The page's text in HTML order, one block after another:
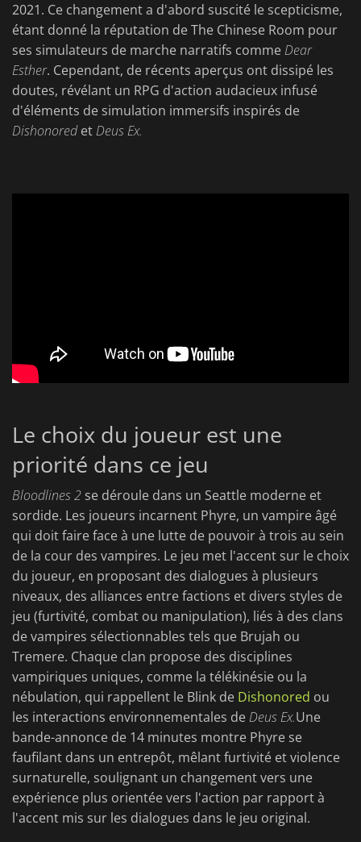
2021. Ce changement a d'abord suscité le scepticisme,
étant donné la réputation de The Chinese Room pour
ses simulateurs de marche narratifs commeDear
Esther. Cependant, de récents aperçus ont dissipé les
doutes, révélant un RPG d'action audacieux infusé
d'éléments de simulation immersifs inspirés de
DishonoredetDeus Ex.
Le choix du joueur est une
priorité dans ce jeu
Bloodlines 2 se déroule dans un Seattle moderne et
sordide. Les joueurs incarnent Phyre, un vampire âgé
qui doit faire face à une lutte de pouvoir à trois au sein
de la cour des vampires. Le jeu met l'accent sur le choix
du joueur, en proposant des dialogues à plusieurs
niveaux, des alliances entre factions et divers styles de
jeu (furtivité, combat ou manipulation), liés à des clans
de vampires sélectionnables tels que Brujah ou
Tremere. Chaque clan propose des disciplines
vampiriques uniques, comme la télékinésie ou la
nébulation, qui rappellent le Blink de Dishonored ou
les interactions environnementales deDeus Ex.Une
bande-annonce de 14 minutes montre Phyre se
faufilant dans un entrepôt, mêlant furtivité et violence
surnaturelle, soulignant un changement vers une
expérience plus orientée vers l'action par rapport à
l'accent mis sur les dialogues dans le jeu original.